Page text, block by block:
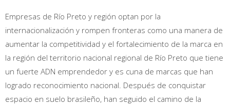
Empresas de Río Preto y región optan por la
internacionalización y rompen fronteras como una manera de
aumentar la competitividad y el fortalecimiento de la marca en
la región del territorio nacional regional de Río Preto que tiene
un fuerte ADN emprendedor y es cuna de marcas que han
logrado reconocimiento nacional. Después de conquistar
espacio en suelo brasileño, han seguido el camino de la